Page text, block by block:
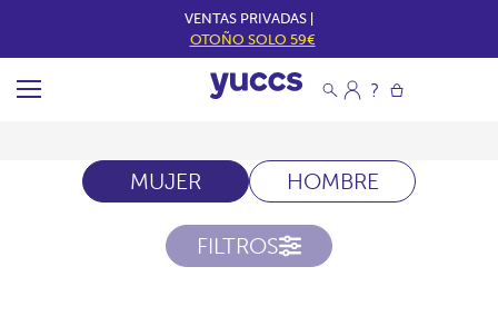
VENTAS PRIVADAS |
OTOÑO SOLO 59€
MUJER HOMBRE
FILTROS